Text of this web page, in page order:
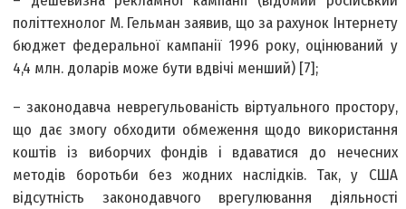
політтехнолог М. Гельман заявив, що за рахунок Інтернету
бюджет федеральної кампанії 1996 року, оцінюваний у
4,4 млн. доларів може бути вдвічі менший) [7];
– законодавча неврегульованість віртуального простору,
що дає змогу обходити обмеження щодо використання
коштів із виборчих фондів і вдаватися до нечесних
методів боротьби без жодних наслідків. Так, у США
відсутність законодавчого врегулювання діяльності